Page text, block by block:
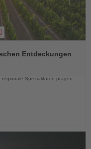
Entdeckungen
regionale Spezialitäten prägen